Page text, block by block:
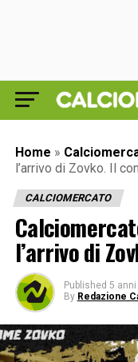
Home »
l’arrivo di Zovko. Il
CALCIOMERCATO
l’arrivo di
Published 5
By Redazione